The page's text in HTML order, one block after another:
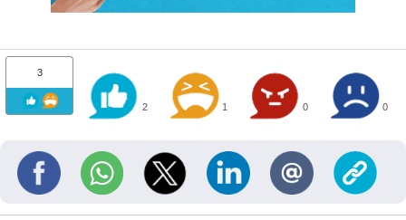
3
2 1 0 0